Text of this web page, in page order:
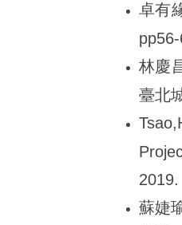
卓有
林慶
臺北
2019.
蘇婕